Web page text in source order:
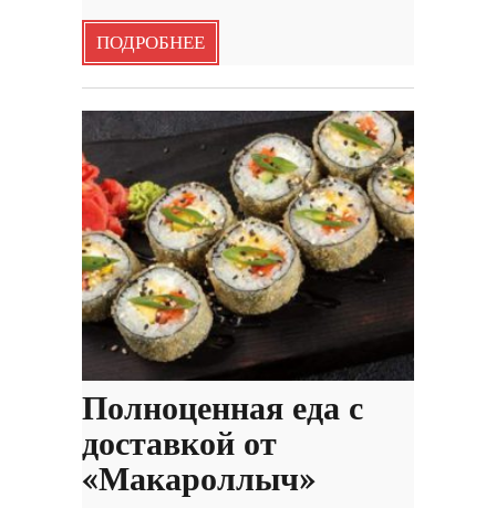
ПОДРОБНЕЕ
Полноценная еда с
доставкой от
«Макароллыч»